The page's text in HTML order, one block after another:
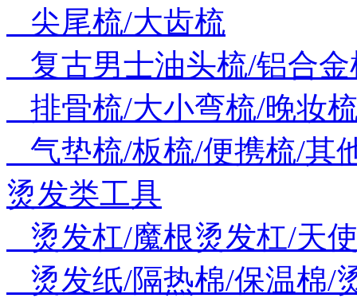
尖尾梳/大齿梳
复古男士油头梳/铝合金
排骨梳/大小弯梳/晚妆
气垫梳/板梳/便携梳/其
烫发类工具
烫发杠/魔根烫发杠/天
烫发纸/隔热棉/保温棉/